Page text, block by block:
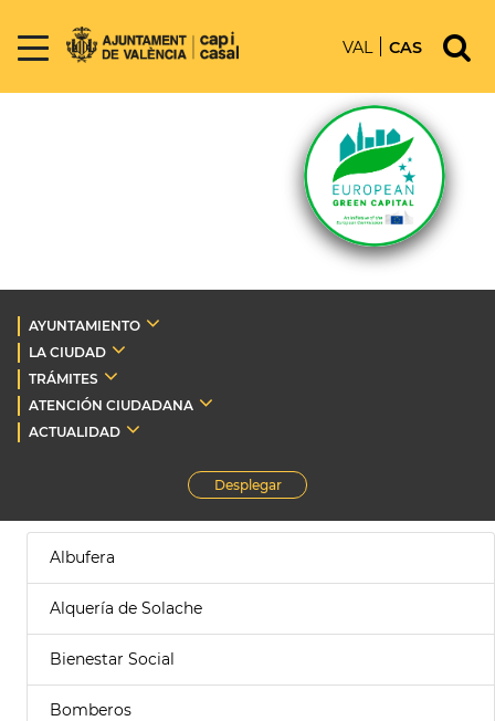
VAL CAS
AYUNTAMIENTO
LA CIUDAD
TRÁMITES
ATENCIÓN CIUDADANA
ACTUALIDAD
Desplegar
Albufera
Alquería de Solache
Bienestar Social
Bomberos